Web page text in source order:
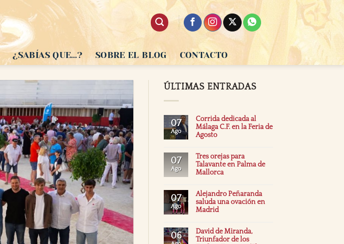
¿SABÍAS QUE…? SOBRE EL BLOG CONTACTO
ÚLTIMAS ENTRADAS
07
Ago
Corrida dedicada al
Málaga C.F. en la Feria de
Agosto
07
Ago
Tres orejas para
Talavante en Palma de
Mallorca
07
Ago
Alejandro Peñaranda
saluda una ovación en
Madrid
06
David de Miranda,
Triunfador de los